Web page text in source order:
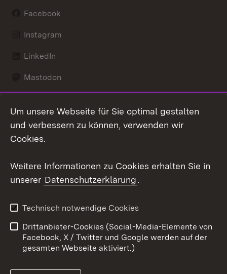
Facebook
Instagram
LinkedIn
Mastodon
X / Twitter
Youtube
Kontakt
Datenschutz
Barrierefreiheit
Impressum Cookies
Um unsere Webseite für Sie optimal gestalten
und verbessern zu können, verwenden wir
Cookies.
Weitere Informationen zu Cookies erhalten Sie in
unserer Datenschutzerklärung.
Technisch notwendige Cookies
Drittanbieter-Cookies (Social-Media-Elemente von
Facebook, X / Twitter und Google werden auf der
gesamten Webseite aktiviert.)